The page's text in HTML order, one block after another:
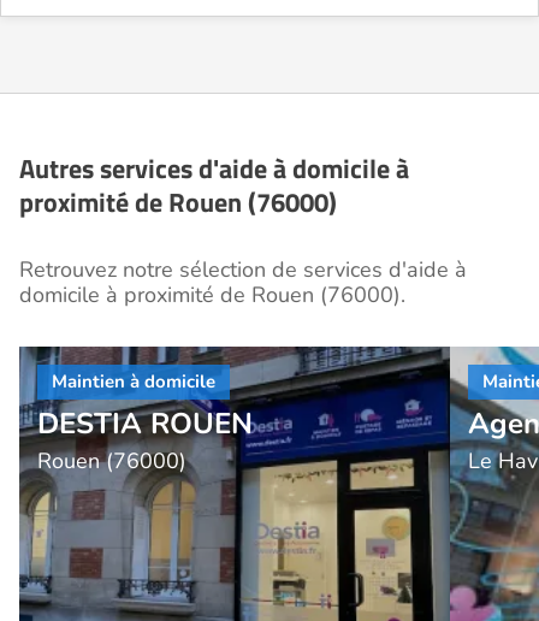
Autres services d'aide à domicile à
proximité de Rouen (76000)
Retrouvez notre sélection de services d'aide à
domicile à proximité de Rouen (76000).
DESTIA ROUEN
Rouen (76000) Le